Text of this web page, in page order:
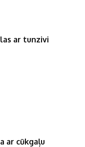
ar tunzivi
ar cūkgaļu